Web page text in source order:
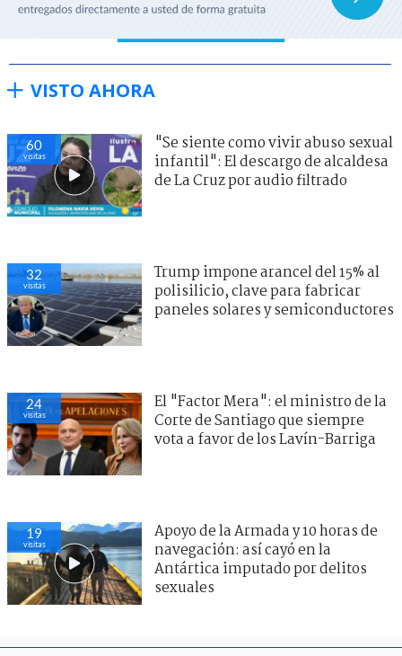
VISTO AHORA
60
visitas
"Se siente como vivir abuso sexual
infantil": El descargo de alcaldesa
de La Cruz por audio filtrado
32
visitas
Trump impone arancel del 15% al
polisilicio, clave para fabricar
paneles solares y semiconductores
24
visitas
El "Factor Mera": el ministro de la
Corte de Santiago que siempre
vota a favor de los Lavín-Barriga
19
visitas
Apoyo de la Armada y 10 horas de
navegación: así cayó en la
Antártica imputado por delitos
sexuales